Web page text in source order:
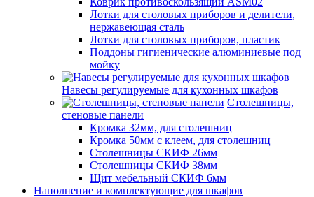
Лотки для столовых приборов и делители,
нержавеющая сталь
Лотки для столовых приборов, пластик
Поддоны гигиенические алюминиевые под
мойку
Навесы регулируемые для кухонных шкафов
Столешницы,
стеновые панели
Кромка 32мм, для столешниц
Кромка 50мм с клеем, для столешниц
Столешницы СКИФ 26мм
Столешницы СКИФ 38мм
Щит мебельный СКИФ 6мм
Наполнение и комплектующие для шкафов